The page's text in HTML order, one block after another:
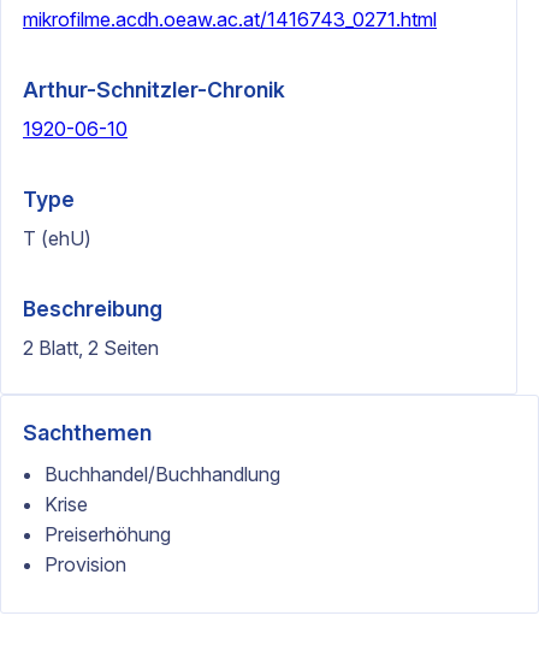
mikrofilme.acdh.oeaw.ac.at/1416743_0271.html
Arthur-Schnitzler-Chronik
1920-06-10
Type
T (ehU)
Beschreibung
2 Blatt, 2 Seiten
Sachthemen
Buchhandel/Buchhandlung
Krise
Preiserhöhung
Provision